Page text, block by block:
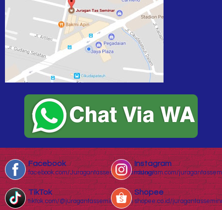
Facebook
facebook.com/Juragantasseminarbandung/
Instagram
instagram.com/
TikTok
tiktok.com/@juragantasseminar.com
Shopee
shopee.co.id/